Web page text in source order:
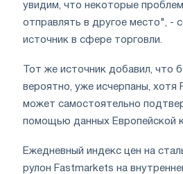
увидим, что некоторые
отправлять в другое место", -
источник в сфере торговли.
Тот же источник добавил, что
вероятно, уже исчерпаны, хотя
может самостоятельно
помощью данных Европейской
Ежедневный индекс цен на
рулон Fastmarkets на